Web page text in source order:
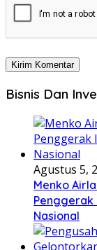
Bisnis Dan
Agustus 5,
Menko
Penggerak
Nasional